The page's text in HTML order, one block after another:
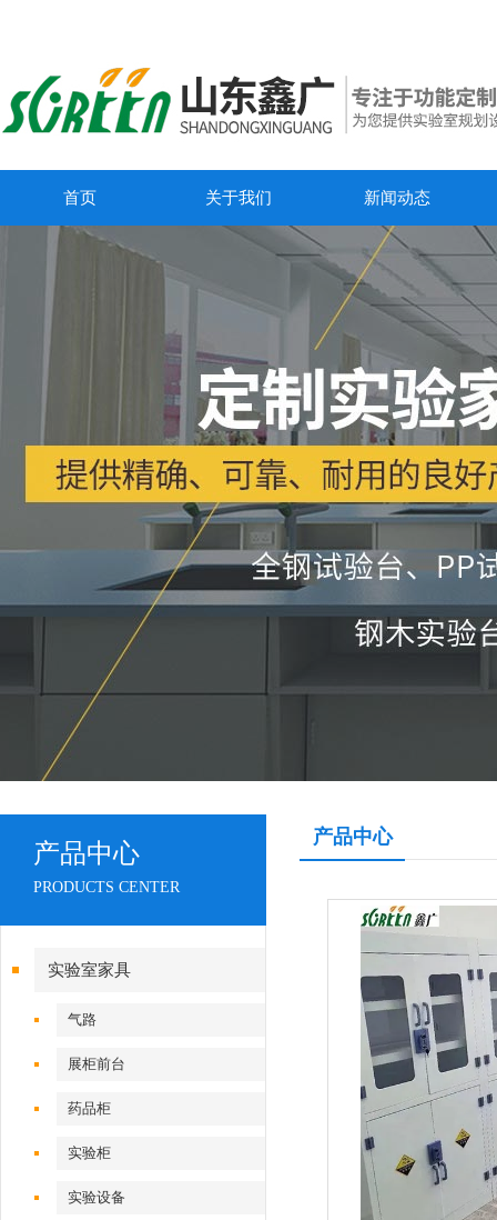
首页 关于我们 新闻动态
产品中心
PRODUCTS CENTER
实验室家具
气路
展柜前台
药品柜
实验柜
实验设备
产品中心